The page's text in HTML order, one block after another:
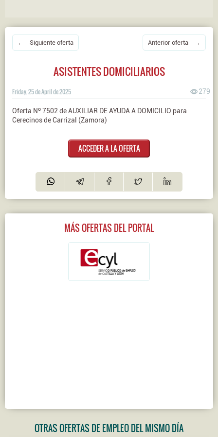
← Siguiente oferta Anterior oferta →
ASISTENTES DOMICILIARIOS
Friday, 25 de April de 2025 279
Oferta Nº 7502 de AUXILIAR DE AYUDA A DOMICILIO para
Cerecinos de Carrizal (Zamora)
ACCEDER A LA OFERTA
MÁS OFERTAS DEL PORTAL
OTRAS OFERTAS DE EMPLEO DEL MISMO DÍA